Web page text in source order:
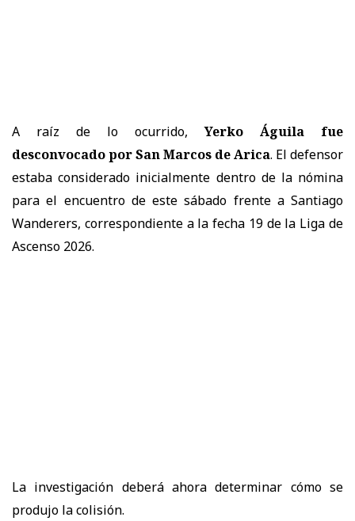
A raíz de lo ocurrido,Yerko Águila fue
desconvocado por San Marcos de Arica. El defensor
estaba considerado inicialmente dentro de la nómina
para el encuentro de este sábado frente a Santiago
Wanderers, correspondiente a la fecha 19 de la Liga de
Ascenso 2026.
La investigación deberá ahora determinar cómo se
produjo la colisión.